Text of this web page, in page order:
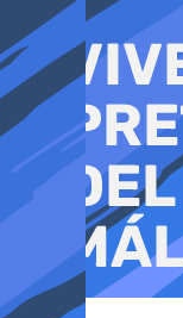
al
contenido